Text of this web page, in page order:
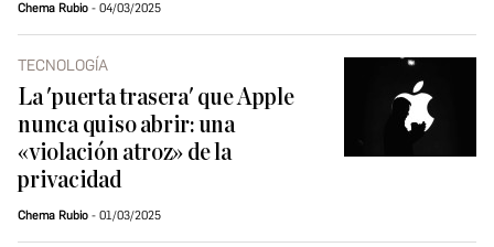
Chema Rubio 04/03/2025
TECNOLOGÍA
La 'puerta trasera' que Apple
nunca quiso abrir: una
«violación atroz» de la
privacidad
Chema Rubio 01/03/2025